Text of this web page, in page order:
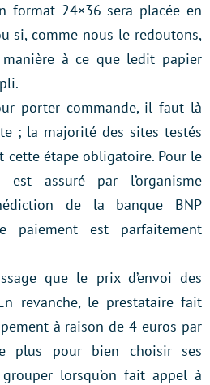
format 24×36 sera placée en
si, comme nous le redoutons,
à ce que ledit papier
porter commande, il faut là
; la majorité des sites testés
cette étape obligatoire. Pour le
est assuré par l’organisme
de la banque BNP
paiement est parfaitement
que le prix d’envoi des
revanche, le prestataire fait
à raison de 4 euros par
plus pour bien choisir ses
lorsqu’on fait appel à